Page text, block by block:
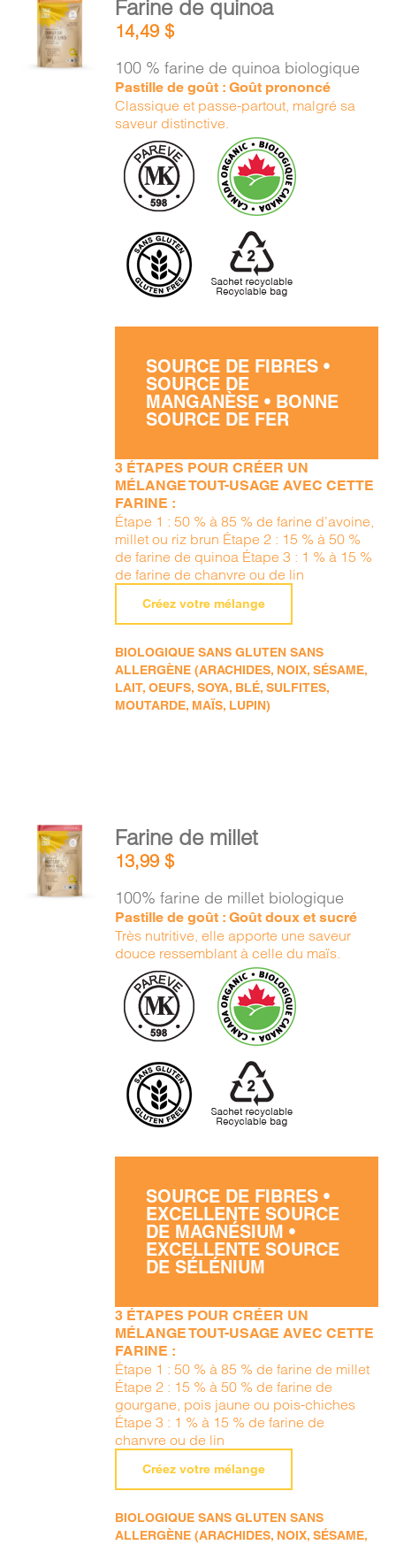
PANIER
EN
AU
PANIER
DÉTAILS
Farine de quinoa
14,49$
100 % farine de quinoa biologique
Pastille de goût : Goût prononcé
Classique et passe-partout, malgré sa
saveur distinctive.
SOURCE DE FIBRES •
SOURCE DE
MANGANÈSE • BONNE
SOURCE DE FER
3 ÉTAPES POUR CRÉER UN
MÉLANGE TOUT-USAGE AVEC CETTE
FARINE :
Étape 1 : 50 % à 85 % de farine d’avoine,
millet ou riz brun Étape 2 : 15 % à 50 %
de farine de quinoa Étape 3 : 1 % à 15 %
de farine de chanvre ou de lin
Créez votre mélange
BIOLOGIQUE SANS GLUTEN SANS
ALLERGÈNE (ARACHIDES, NOIX, SÉSAME,
LAIT, OEUFS, SOYA, BLÉ, SULFITES,
MOUTARDE, MAÏS, LUPIN)
AJOUTER
AU
PANIER
Farine de millet
13,99$
100% farine de millet biologique
Pastille de goût : Goût doux et sucré
Très nutritive, elle apporte une saveur
douce ressemblant à celle du maïs.
SOURCE DE FIBRES •
EXCELLENTE SOURCE
DE MAGNÉSIUM •
EXCELLENTE SOURCE
DE SÉLÉNIUM
3 ÉTAPES POUR CRÉER UN
MÉLANGE TOUT-USAGE AVEC CETTE
FARINE :
Étape 1 : 50 % à 85 % de farine de millet
Étape 2 : 15 % à 50 % de farine de
gourgane, pois jaune ou pois-chiches
Étape 3 : 1 % à 15 % de farine de
chanvre ou de lin
Créez votre mélange
BIOLOGIQUE SANS GLUTEN SANS
ALLERGÈNE (ARACHIDES, NOIX, SÉSAME,